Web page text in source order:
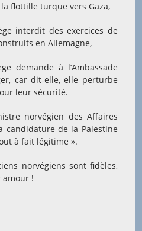
flottille turque vers Gaza,
interdit des exercices de
en Allemagne,
demande à l’Ambassade
car dit-elle, elle perturbe
leur sécurité.
norvégien des Affaires
candidature de la Palestine
à fait légitime ».
norvégiens sont fidèles,
!